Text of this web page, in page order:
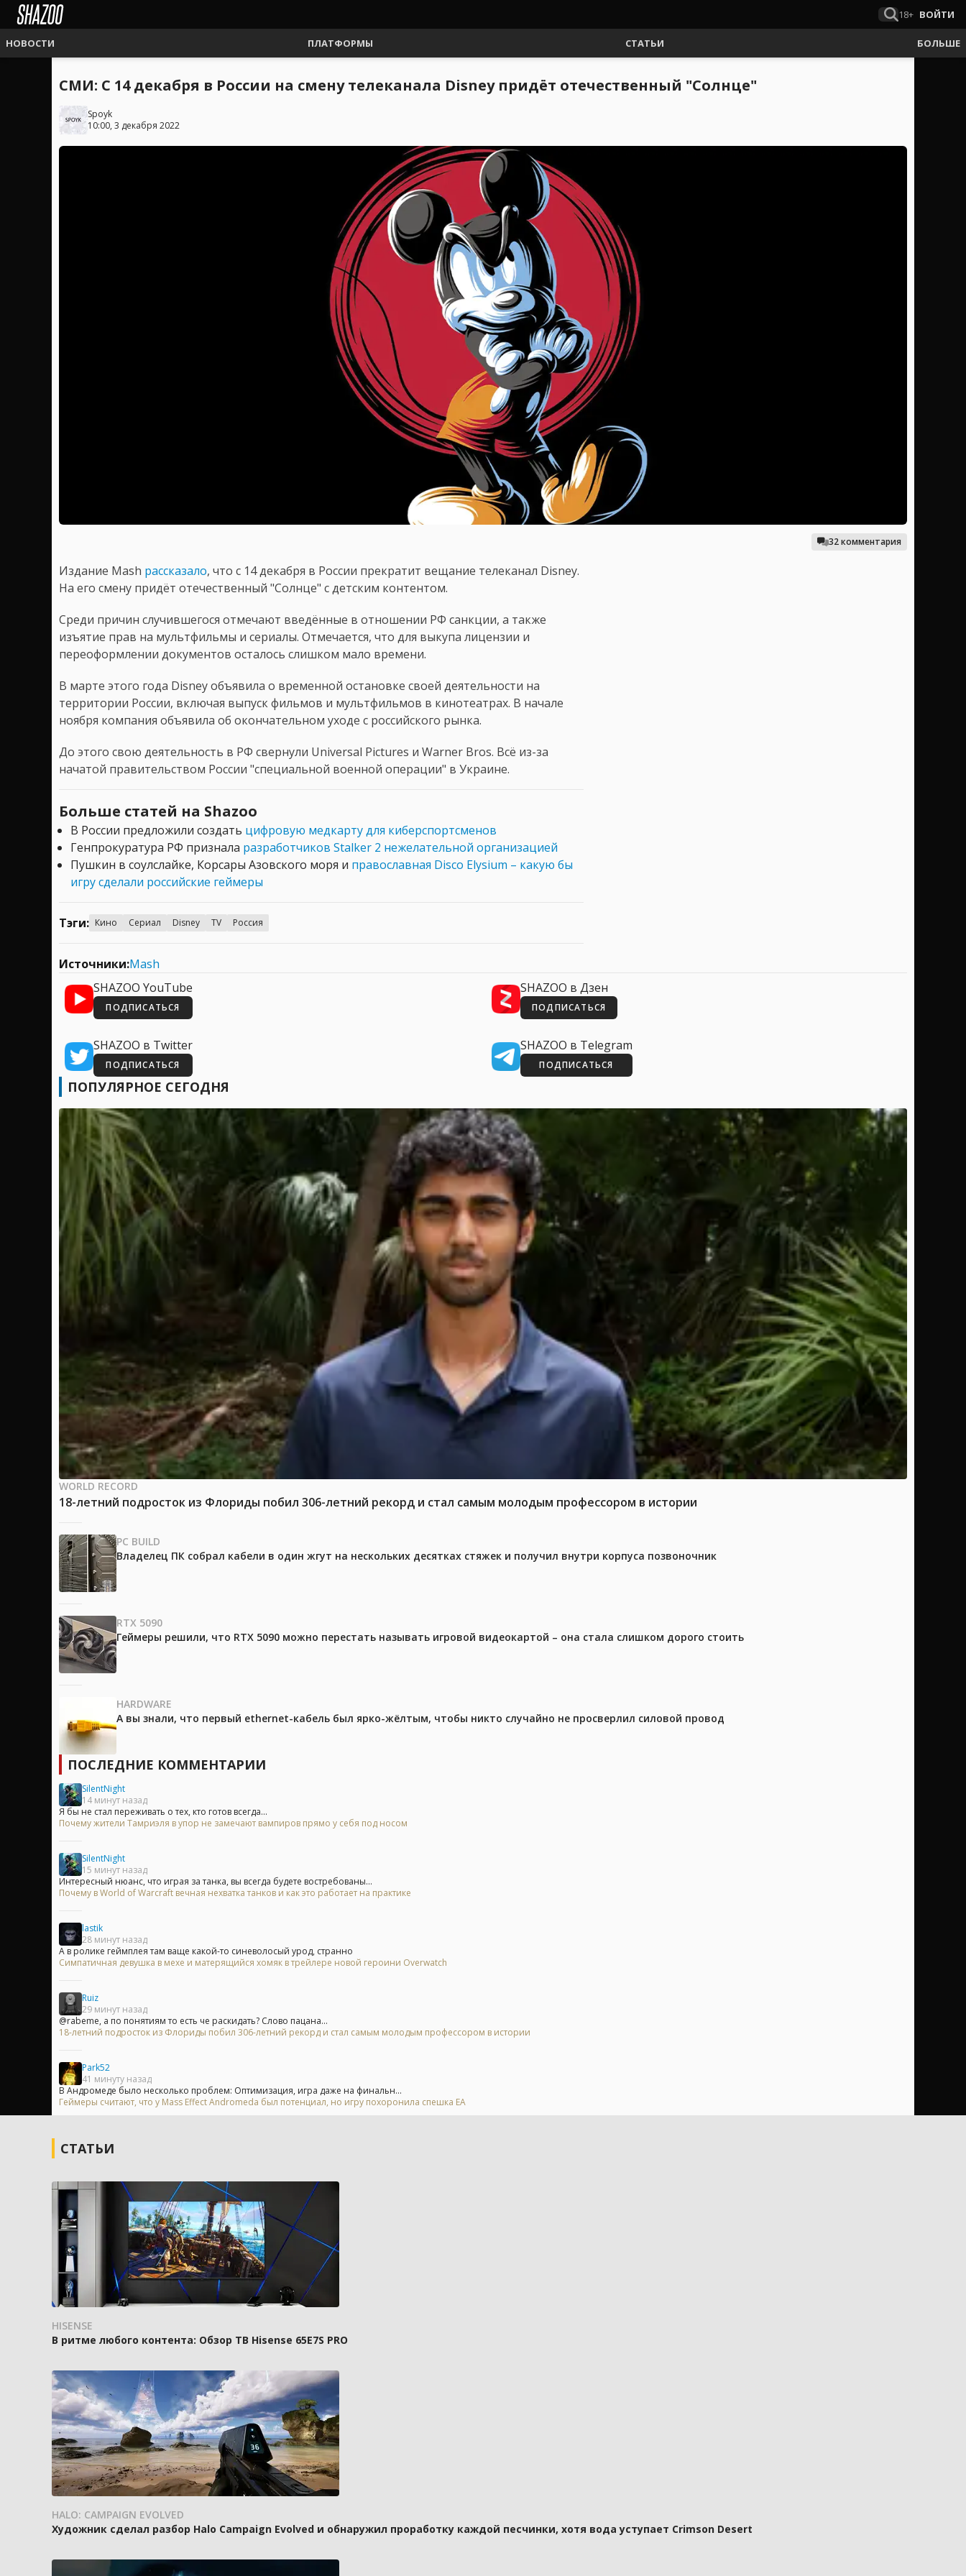
18+ ВОЙТИ
НОВОСТИ ПЛАТФОРМЫ СТАТЬИ БОЛЬШЕ
СМИ: С 14 декабря в России на смену телеканала Disney придёт отечественный "Солнце"
Spoyk
10:00, 3 декабря 2022
32 комментария
Издание Mash рассказало, что с 14 декабря в России прекратит вещание телеканал Disney.
На его смену придёт отечественный "Солнце" с детским контентом.
Среди причин случившегося отмечают введённые в отношении РФ санкции, а также
изъятие прав на мультфильмы и сериалы. Отмечается, что для выкупа лицензии и
переоформлении документов осталось слишком мало времени.
В марте этого года Disney объявила о временной остановке своей деятельности на
территории России, включая выпуск фильмов и мультфильмов в кинотеатрах. В начале
ноября компания объявила об окончательном уходе с российского рынка.
До этого свою деятельность в РФ свернули Universal Pictures и Warner Bros. Всё из-за
начатой правительством России "специальной военной операции" в Украине.
Больше статей на Shazoo
В России предложили создать цифровую медкарту для киберспортсменов
Генпрокуратура РФ признала разработчиков Stalker 2 нежелательной организацией
Пушкин в соулслайке, Корсары Азовского моря и православная Disco Elysium – какую бы
игру сделали российские геймеры
Тэги: Кино Сериал Disney TV Россия
Источники:Mash
SHAZOO YouTube
ПОДПИСАТЬСЯ
SHAZOO в Дзен
ПОДПИСАТЬСЯ
SHAZOO в Twitter
ПОДПИСАТЬСЯ
SHAZOO в Telegram
ПОДПИСАТЬСЯ
ПОПУЛЯРНОЕ СЕГОДНЯ
WORLD RECORD
18-летний подросток из Флориды побил 306-летний рекорд и стал самым молодым профессором в истории
PC BUILD
Владелец ПК собрал кабели в один жгут на нескольких десятках стяжек и получил внутри корпуса позвоночник
RTX 5090
Геймеры решили, что RTX 5090 можно перестать называть игровой видеокартой – она стала слишком дорого стоить
HARDWARE
А вы знали, что первый ethernet-кабель был ярко-жёлтым, чтобы никто случайно не просверлил силовой провод
ПОСЛЕДНИЕ КОММЕНТАРИИ
SilentNight
14 минут назад
Я бы не стал переживать о тех, кто готов всегда...
Почему жители Тамриэля в упор не замечают вампиров прямо у себя под носом
SilentNight
15 минут назад
Интересный нюанс, что играя за танка, вы всегда будете востребованы...
Почему в World of Warcraft вечная нехватка танков и как это работает на практике
lastik
28 минут назад
А в ролике геймплея там ваще какой-то синеволосый урод, странно
Симпатичная девушка в мехе и матерящийся хомяк в трейлере новой героини Overwatch
Ruiz
29 минут назад
@rabeme, а по понятиям то есть че раскидать? Слово пацана...
18-летний подросток из Флориды побил 306-летний рекорд и стал самым молодым профессором в истории
Park52
41 минуту назад
В Андромеде было несколько проблем: Оптимизация, игра даже на финальн...
Геймеры считают, что у Mass Effect Andromeda был потенциал, но игру похоронила спешка EA
СТАТЬИ
HISENSE
В ритме любого контента: Обзор ТВ Hisense 65E7S PRO
HALO: CAMPAIGN EVOLVED
Художник сделал разбор Halo Campaign Evolved и обнаружил проработку каждой песчинки, хотя вода уступает Crimson Desert